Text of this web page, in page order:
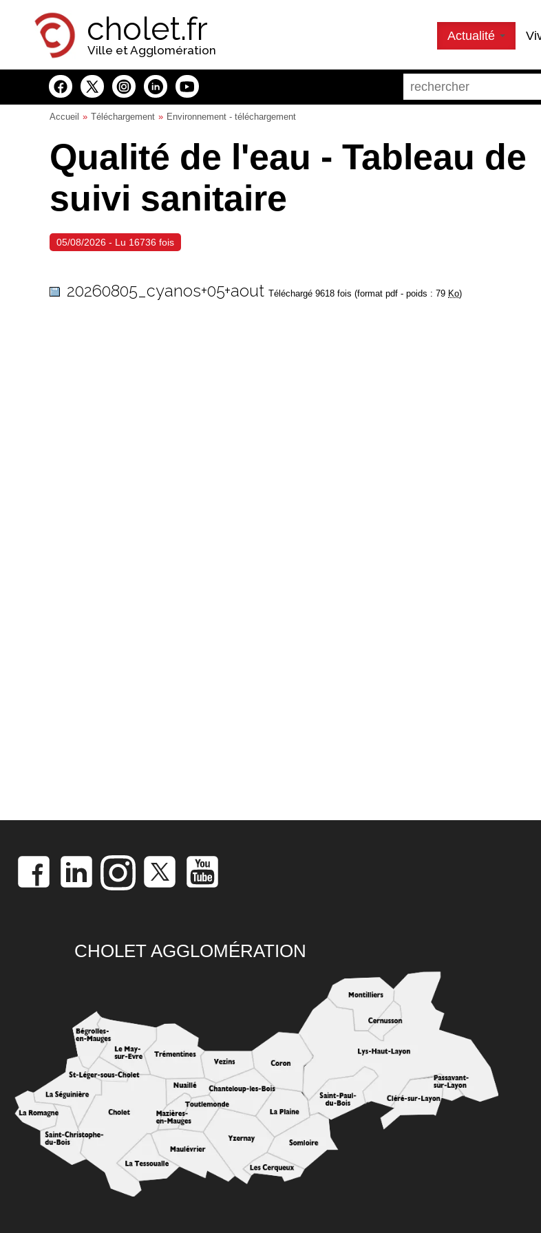
cholet.fr
Ville et Agglomération
Actualité
Accueil Téléchargement Environnement - téléchargement
Qualité de l'eau - Tableau de
suivi sanitaire
05/08/2026 - Lu 16736 fois
20260805_cyanos+05+aout Téléchargé 9618 fois (format pdf - poids : 79 Ko)
CHOLET AGGLOMÉRATION